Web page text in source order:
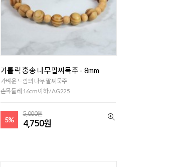
가톨릭 홍송 나무팔찌묵주 - 8mm
가벼운 느낌의 나무 팔찌묵주
손목둘레 16cm이하 / AG225
5%
5,000원
4,750원